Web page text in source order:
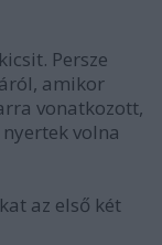
Persze
amikor
vonatkozott,
volna
az első két